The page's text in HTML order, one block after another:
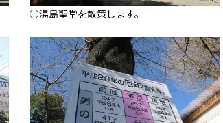
○湯島聖堂を散策します。